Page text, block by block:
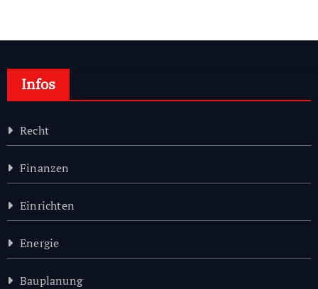
Infos
Recht
Finanzen
Einrichten
Energie
Bauplanung